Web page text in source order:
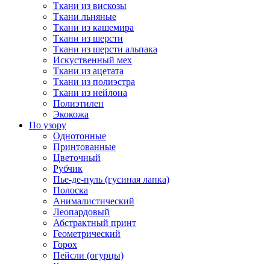
Ткани из вискозы
Ткани льняные
Ткани из кашемира
Ткани из шерсти
Ткани из шерсти альпака
Искуственный мех
Ткани из ацетата
Ткани из полиэстра
Ткани из нейлона
Полиэтилен
Экокожа
По узору
Однотонные
Принтованные
Цветочный
Рубчик
Пье-де-пуль (гусиная лапка)
Полоска
Анималистический
Леопардовый
Абстрактный принт
Геометрический
Горох
Пейсли (огурцы)